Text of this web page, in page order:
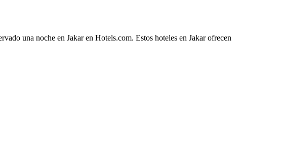
una noche en Jakar en Hotels.com. Estos hoteles en Jakar ofrecen